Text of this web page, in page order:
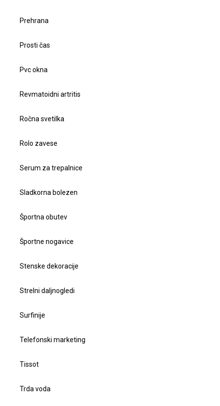
Prehrana
Prosti čas
Pvc okna
Revmatoidni artritis
Ročna svetilka
Rolo zavese
Serum za trepalnice
Sladkorna bolezen
Športna obutev
Športne nogavice
Stenske dekoracije
Strelni daljnogledi
Surfinije
Telefonski marketing
Tissot
Trda voda